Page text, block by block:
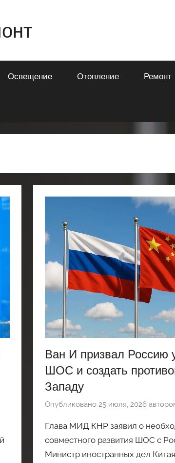
Освещение Отопление Ремонт
Ван И призвал Россию
ШОС и создать
Западу
Опубликовано25 июля, 2026
Глава МИД КНР заявил о
совместного развития ШОС с
Министр иностранных дел